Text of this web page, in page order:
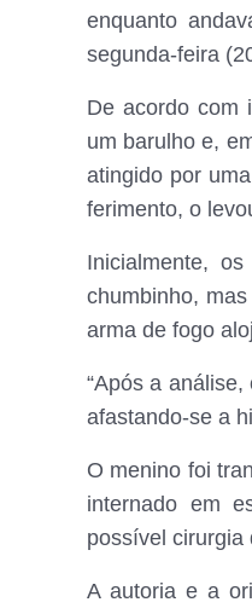
enquanto
segunda-feira
De acordo com
um barulho e,
atingido por
ferimento, o
Inicialmente,
chumbinho,
arma de fogo
“Após a
afastando-se a
O menino foi
internado em
possível cirurgia
A autoria e a